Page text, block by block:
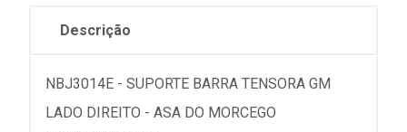
Descrição
NBJ3014E - SUPORTE BARRA TENSORA GM
LADO DIREITO - ASA DO MORCEGO